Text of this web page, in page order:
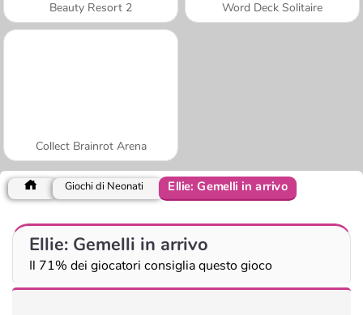
Beauty Resort 2 Word Deck Solitaire
Collect Brainrot Arena
Giochi di Neonati Ellie: Gemelli in arrivo
Ellie: Gemelli in arrivo
Il 71% dei giocatori consiglia questo gioco